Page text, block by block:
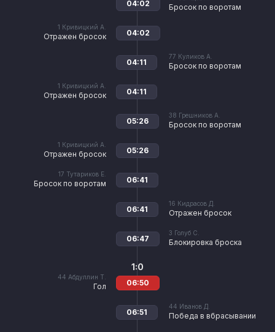
Бросок по воротам
04:02
1 Кривицкий А.
Отражен бросок 04:02
77 Куликов А.
Бросок по воротам
04:11
1 Кривицкий А.
Отражен бросок 04:11
38 Грешников А.
Бросок по воротам
05:26
1 Кривицкий А.
Отражен бросок 05:26
17 Тутариков Е.
Бросок по воротам 06:41
16 Кидрасов Д.
Отражен бросок
06:41
3 Голуб С.
Блокировка броска
06:47
44 Абдуллин Т.
Гол
1:0
06:50
44 Иванов Д.
Победа в вбрасывании
06:51